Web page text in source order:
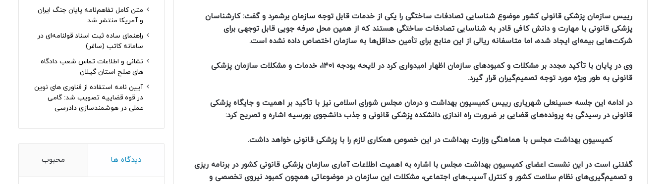
رییس سازمان پزشکی قانونی کشور موضوع شناسایی تصادفات ساختگی را یکی از خدمات قابل توجه سازمان برشمرد و گفت: کارشناسان
پزشکی قانونی با مهارت و دانش کافی قادر به شناسایی تصادفات ساختگی هستند که از همین محل صرفه جویی قابل توجهی برای
شرکت‌هایی بیمه‌ای ایجاد شده، اما متاسفانه ریالی از این منابع برای تأمین حداقل‌ها به سازمان اختصاص داده نشده است.
وی در پایان با تأکید مجدد بر مشکلات و کمبود‌های سازمان اظهار امیدواری کرد در لایحه بودجه ۱۴۰۱، خدمات و مشکلات سازمان پزشکی
قانونی به طور ویژه مورد توجه تصمیم‌گیران قرار گیرد.
در ادامه این جلسه حسینعلی شهریاری رییس کمیسیون بهداشت و درمان مجلس شورای اسلامی نیز با تأکید بر اهمیت و جایگاه پزشکی
قانونی در رسیدگی به پرونده‌های قضایی بر ضرورت راه اندازی دانشکده پزشکی قانونی و جذب دانشجوی بورسیه اشاره و تصریح کرد:
کمیسیون بهداشت مجلس با هماهنگی وزارت بهداشت در این خصوص همکاری لازم را با پزشکی قانونی خواهد داشت.
گفتنی است در این نشست اعضای کمیسیون بهداشت مجلس با اشاره به اهمیت اطلاعات آماری سازمان پزشکی قانونی کشور در برنامه ریزی
و تصمیم‌گیری‌های نظام سلامت کشور و کنترل آسیب‌های اجتماعی، مشکلات این سازمان در موضوعاتی همچون کمبود نیروی تخصصی و
متن کامل تفاهم‌نامه پایان جنگ ایران
و آمریکا منتشر شد.
راهنمای ساده ثبت اسناد قولنامه‌ای در
سامانه کاتب (ساغر)
نشانی و اطلاعات تماس شعب دادگاه
های صلح استان گیلان
آیین نامه استفاده از فناوری های نوین
در قوه قضاییه تصویب شد: گامی
عملی در هوشمندسازی دادرسی
دیدگاه ها محبوب